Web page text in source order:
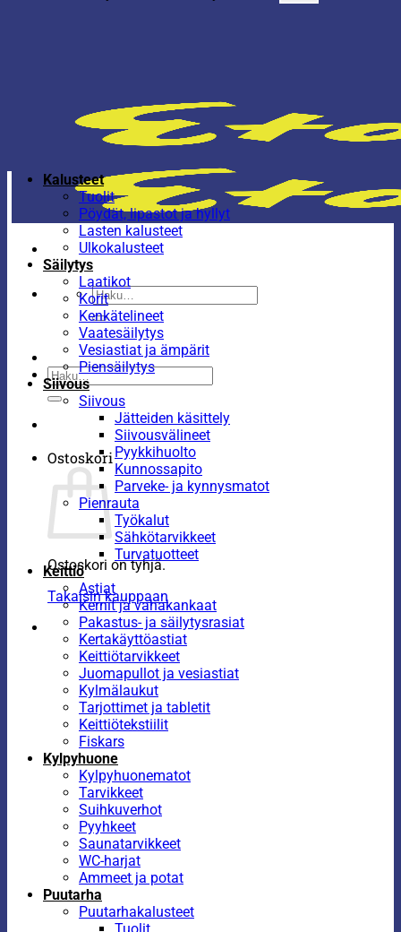
Etsi:
Etsi:
Ostoskori
Ostoskori on tyhjä.
Takaisin kauppaan
Kalusteet
Tuolit
Pöydät, lipastot ja hyllyt
Lasten kalusteet
Ulkokalusteet
Säilytys
Laatikot
Korit
Kenkätelineet
Vaatesäilytys
Vesiastiat ja ämpärit
Piensäilytys
Siivous
Siivous
Jätteiden käsittely
Siivousvälineet
Pyykkihuolto
Kunnossapito
Parveke- ja kynnysmatot
Pienrauta
Työkalut
Sähkötarvikkeet
Turvatuotteet
Keittiö
Astiat
Kernit ja vahakankaat
Pakastus- ja säilytysrasiat
Kertakäyttöastiat
Keittiötarvikkeet
Juomapullot ja vesiastiat
Kylmälaukut
Tarjottimet ja tabletit
Keittiötekstiilit
Fiskars
Kylpyhuone
Kylpyhuonematot
Tarvikkeet
Suihkuverhot
Pyyhkeet
Saunatarvikkeet
WC-harjat
Ammeet ja potat
Puutarha
Puutarhakalusteet